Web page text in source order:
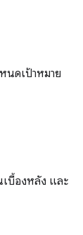
นดเป้าหมาย
บื้องหลัง และ